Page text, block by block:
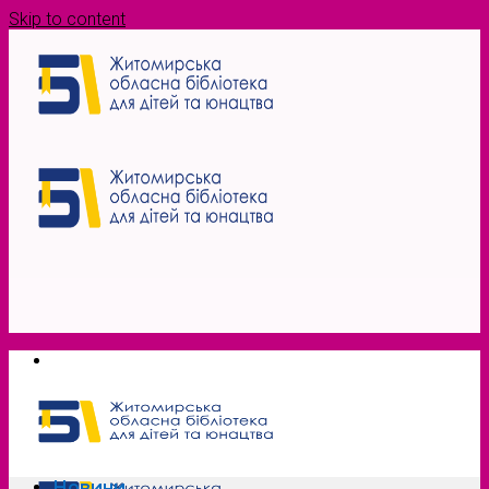
Skip to content